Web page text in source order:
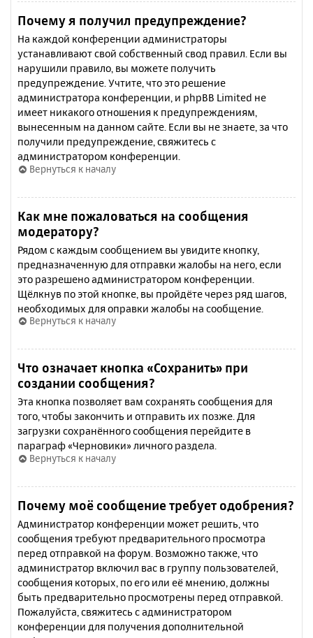
Почему я получил предупреждение?
На каждой конференции администраторы
устанавливают свой собственный свод правил. Если вы
нарушили правило, вы можете получить
предупреждение. Учтите, что это решение
администратора конференции, и phpBB Limited не
имеет никакого отношения к предупреждениям,
вынесенным на данном сайте. Если вы не знаете, за что
получили предупреждение, свяжитесь с
администратором конференции.
Вернуться к началу
Как мне пожаловаться на сообщения
модератору?
Рядом с каждым сообщением вы увидите кнопку,
предназначенную для отправки жалобы на него, если
это разрешено администратором конференции.
Щёлкнув по этой кнопке, вы пройдёте через ряд шагов,
необходимых для оправки жалобы на сообщение.
Вернуться к началу
Что означает кнопка «Сохранить» при
создании сообщения?
Эта кнопка позволяет вам сохранять сообщения для
того, чтобы закончить и отправить их позже. Для
загрузки сохранённого сообщения перейдите в
параграф «Черновики» личного раздела.
Вернуться к началу
Почему моё сообщение требует одобрения?
Администратор конференции может решить, что
сообщения требуют предварительного просмотра
перед отправкой на форум. Возможно также, что
администратор включил вас в группу пользователей,
сообщения которых, по его или её мнению, должны
быть предварительно просмотрены перед отправкой.
Пожалуйста, свяжитесь с администратором
конференции для получения дополнительной